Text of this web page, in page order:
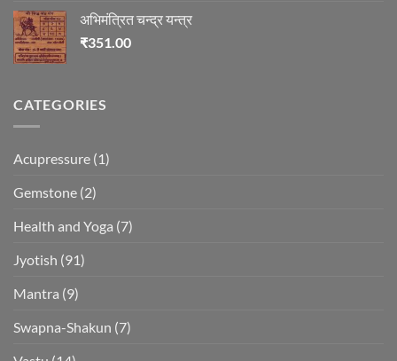
अभिमंत्रित चन्द्र यन्त्र
₹351.00
CATEGORIES
Acupressure (1)
Gemstone (2)
Health and Yoga (7)
Jyotish (91)
Mantra (9)
Swapna-Shakun (7)